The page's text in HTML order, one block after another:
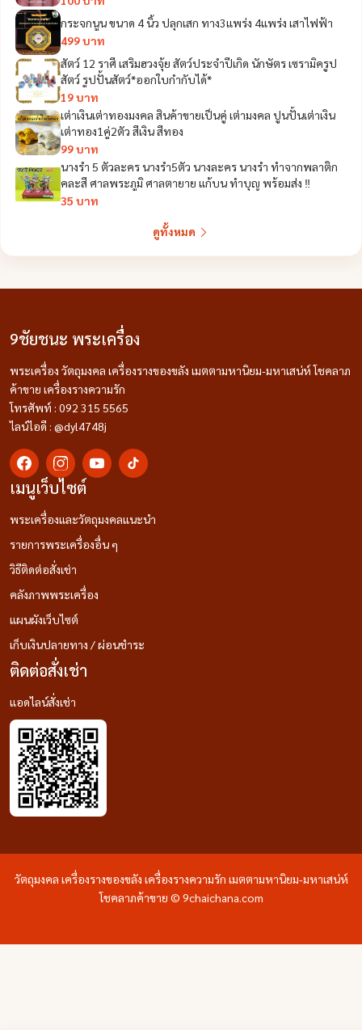
กระจกนูน ขนาด 4 นิ้ว ปลุกเสก ทาง3แพร่ง 4แพร่ง เสาไฟฟ้า
499 บาท
สัตว์ 12 ราศี เสริมฮวงจุ้ย สัตว์ประจำปีเกิด นักษัตร เซรามิครูป
สัตว์ รูปปั้นสัตว์*ออกใบกำกับได้*
19 บาท
เต่าเงินเต่าทองมงคล สินค้าขายเป็นคู่ เต่ามงคล ปูนปั้นเต่าเงิน
เต่าทอง1คู่2ตัว สีเงิน สีทอง
99 บาท
นางรำ 5 ตัวละคร นางรำ5ตัว นางละคร นางรำ ทำจากพลาติก
คละสี ศาลพระภูมิ ศาลตายาย แก้บน ทำบุญ พร้อมส่ง ‼️
35 บาท
ดูทั้งหมด
9ชัยชนะ พระเครื่อง
พระเครื่อง วัตถุมงคล เครื่องรางของขลัง เมตตามหานิยม-มหาเสน่ห์ โชคลาภ
ค้าขาย เครื่องรางความรัก
โทรศัพท์ : 092 315 5565
ไลน์ไอดี : @dyl4748j
เมนูเว็บไซต์
พระเครื่องและวัตถุมงคลแนะนำ
รายการพระเครื่องอื่น ๆ
วิธีติดต่อสั่งเช่า
คลังภาพพระเครื่อง
แผนผังเว็บไซต์
เก็บเงินปลายทาง / ผ่อนชำระ
ติดต่อสั่งเช่า
แอดไลน์สั่งเช่า
วัตถุมงคล เครื่องรางของขลัง เครื่องรางความรัก เมตตามหานิยม-มหาเสน่ห์
โชคลาภค้าขาย © 9chaichana.com